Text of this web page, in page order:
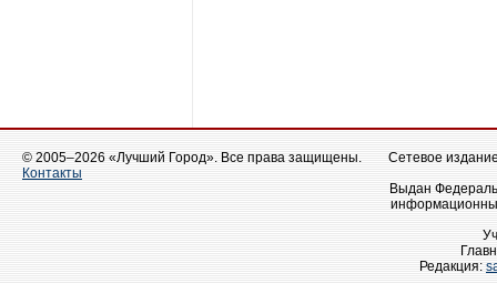
© 2005–2026 «Лучший Город». Все права защищены.
Контакты
Сетевое
Выдан
Редакция: